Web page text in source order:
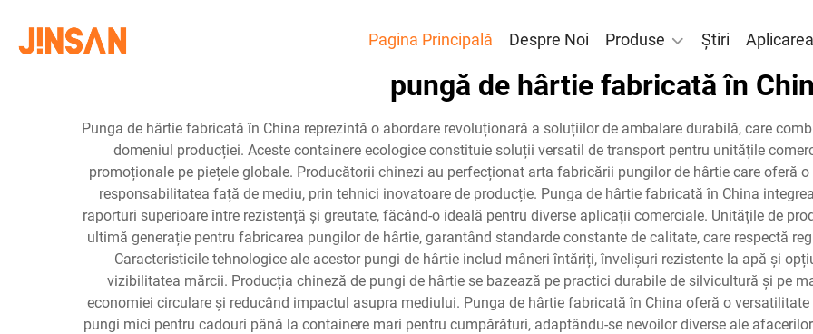
Pagina Principală Despre Noi Produse Știri Aplicarea
pungă de hârtie fabricată în
Punga de hârtie fabricată în China reprezintă o abordare revoluționară a soluțiilor de ambalare durabilă, care
domeniul producției. Aceste containere ecologice constituie soluții versatil de transport pentru unitățile
promoționale pe piețele globale. Producătorii chinezi au perfecționat arta fabricării pungilor de hârtie care oferă
responsabilitatea față de mediu, prin tehnici inovatoare de producție. Punga de hârtie fabricată în China
raporturi superioare între rezistență și greutate, făcând-o ideală pentru diverse aplicații comerciale. Unitățile de
ultimă generație pentru fabricarea pungilor de hârtie, garantând standarde constante de calitate, care respectă
Caracteristicile tehnologice ale acestor pungi de hârtie includ mâneri întăriți, învelișuri rezistente la apă și
vizibilitatea mărcii. Producția chineză de pungi de hârtie se bazează pe practici durabile de silvicultură și pe
economiei circulare și reducând impactul asupra mediului. Punga de hârtie fabricată în China oferă o
pungi mici pentru cadouri până la containere mari pentru cumpărături, adaptându-se nevoilor diverse ale